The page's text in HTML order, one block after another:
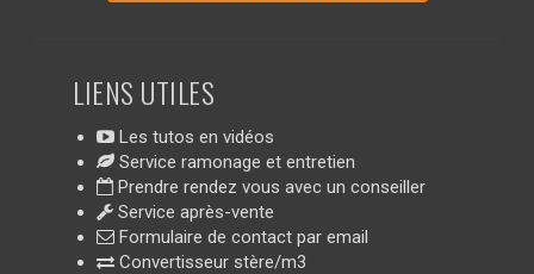
LIENS UTILES
Les tutos en vidéos
Service ramonage et entretien
Prendre rendez vous avec un conseiller
Service après-vente
Formulaire de contact par email
Convertisseur stère/m3